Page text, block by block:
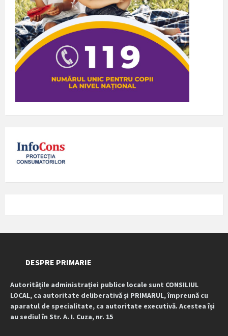
DESPRE PRIMARIE
Autoritățile administrației publice locale sunt CONSILIUL
LOCAL, ca autoritate deliberativă și PRIMARUL, împreună cu
aparatul de specialitate, ca autoritate executivă. Acestea își
au sediul în Str. A. I. Cuza, nr. 15